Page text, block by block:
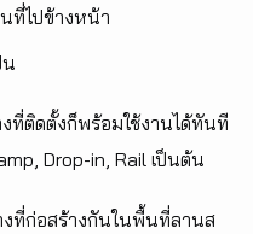
นที่ไปข้างหน้า
น
งที่ติดตั้งก็พร้อมใช้งานได้ทันที
Drop-in, Rail เป็นต้น
งที่ก่อสร้างกันในพื้นที่ลานส